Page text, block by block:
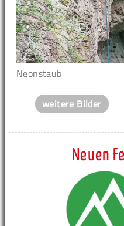
Neonstaub
weitere Bilder
Neuen